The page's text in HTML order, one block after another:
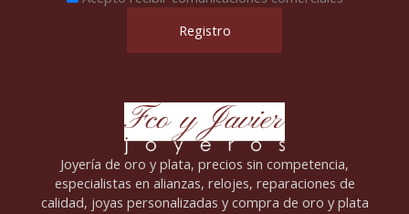
Joyería de oro y plata, precios sin competencia,
especialistas en alianzas, relojes, reparaciones de
calidad, joyas personalizadas y compra de oro y plata